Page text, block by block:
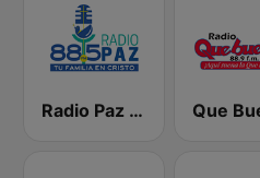
Radio Paz 88.5 FM